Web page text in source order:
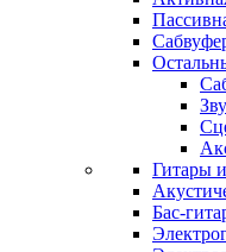
Гитары
Бас-